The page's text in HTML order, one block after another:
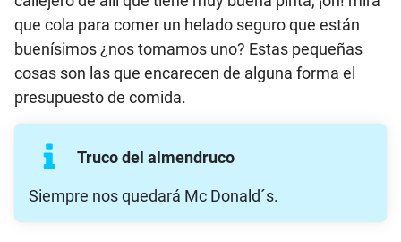
que cola para comer un helado seguro que están
buenísimos ¿nos tomamos uno? Estas pequeñas
cosas son las que encarecen de alguna forma el
presupuesto de comida.
Truco del almendruco
Siempre nos quedará Mc Donald´s.